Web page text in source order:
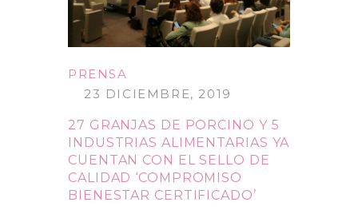
PRENSA
23 DICIEMBRE, 2019
27 GRANJAS DE PORCINO Y 5
INDUSTRIAS ALIMENTARIAS YA
CUENTAN CON EL SELLO DE
CALIDAD ‘COMPROMISO
BIENESTAR CERTIFICADO’